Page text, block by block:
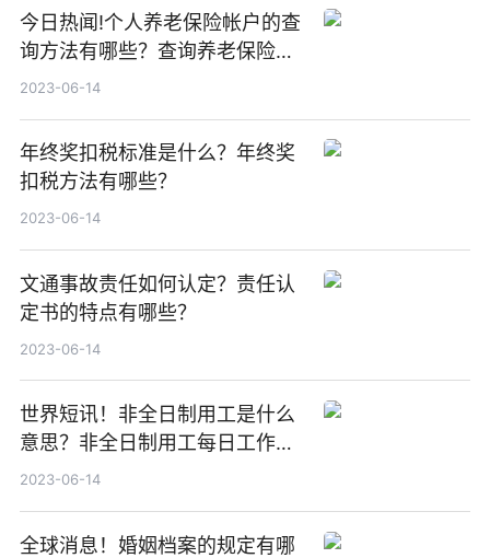
今日热闻!个人养老保险帐户的查
询方法有哪些？查询养老保险个
人账户信息的方式有哪些？
2023-06-14
年终奖扣税标准是什么？年终奖
扣税方法有哪些？
2023-06-14
文通事故责任如何认定？责任认
定书的特点有哪些？
2023-06-14
世界短讯！非全日制用工是什么
意思？非全日制用工每日工作时
间不超过多长时间？
2023-06-14
全球消息！婚姻档案的规定有哪